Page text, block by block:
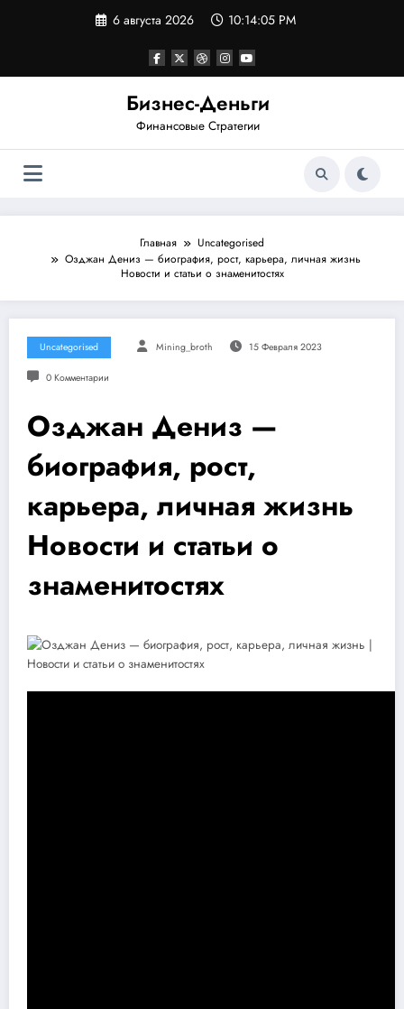
6 августа 2026 10:14:06 PM
Бизнес-Деньги
Финансовые Стратегии
Главная
Uncategorised
Озджан Дениз — биография, рост, карьера, личная жизнь
Новости и статьи о знаменитостях
Uncategorised Mining_broth 15 Февраля 2023
0 Комментарии
Озджан Дениз —
биография, рост,
карьера, личная жизнь
Новости и статьи о
знаменитостях